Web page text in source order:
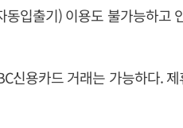
동입출기) 이용도 불가능하고
신용카드 거래는 가능하다.